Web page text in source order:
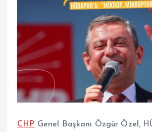
CHP Genel Başkanı Özgür Özel,